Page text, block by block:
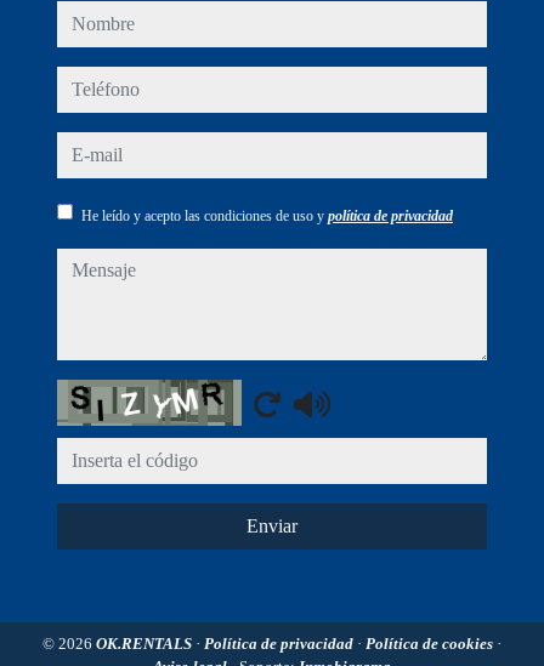
nombre
teléfono
e-mail
He leído y acepto las condiciones de uso y política de privacidad
mensaje
Captcha
Enviar
© 2026 OK.RENTALS · Política de privacidad · Política de cookies ·